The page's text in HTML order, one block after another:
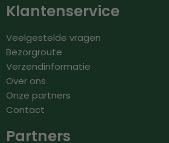
Klantenservice
Veelgestelde vragen
Bezorgroute
Verzendinformatie
Over ons
Onze partners
Contact
Partners